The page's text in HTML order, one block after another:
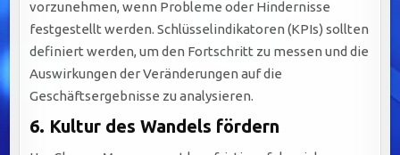
vorzunehmen, wenn Probleme oder Hindernisse
festgestellt werden. Schlüsselindikatoren (KPIs) sollten
definiert werden, um den Fortschritt zu messen und die
Auswirkungen der Veränderungen auf die
Geschäftsergebnisse zu analysieren.
6. Kultur des Wandels fördern